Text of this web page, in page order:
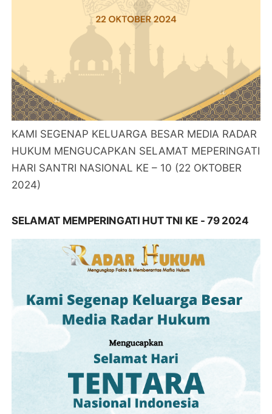
KAMI SEGENAP KELUARGA BESAR MEDIA RADAR
HUKUM MENGUCAPKAN SELAMAT MEPERINGATI
HARI SANTRI NASIONAL KE – 10 (22 OKTOBER
2024)
SELAMAT MEMPERINGATI HUT TNI KE - 79 2024